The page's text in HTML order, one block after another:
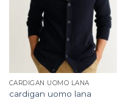
CARDIGAN UOMO LANA
cardigan uomo lana